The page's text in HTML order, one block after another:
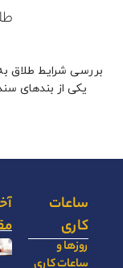
بررسی شرایط طلاق
یکی از بندهای
ساعات
کاری
روزها و